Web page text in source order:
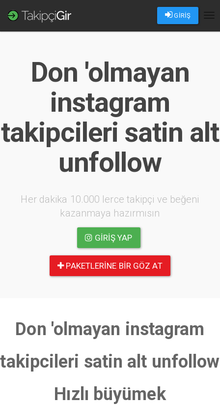
GİRİŞ
Don 'olmayan
instagram
takipcileri satin alt
unfollow
Her dakika 10.000 lerce takipçi ve beğeni
kazanmaya hazırmısın
GIRIŞ YAP
PAKETLERINE BIR GÖZ AT
Don 'olmayan instagram
takipcileri satin alt unfollow
Hızlı büyümek